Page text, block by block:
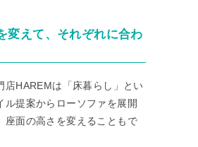
変えて、それぞれに合わ
店HAREMは「床暮らし」とい
ル提案からローソファを展開
座面の高さを変えることもで